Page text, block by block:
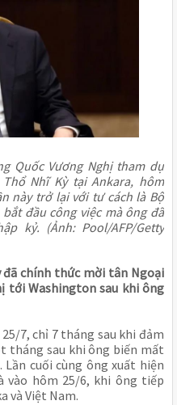
Quốc Vương Nghị tham dự
Nhĩ Kỳ tại Ankara, hôm
này trở lại với tư cách là Bộ
đầu công việc mà ông đã
kỷ. (Ảnh: Pool/AFP/Getty
đã chính thức mời tân Ngoại
tới Washington sau khi ông
7, chỉ 7 tháng sau khi đảm
tháng sau khi ông biến mất
cuối cùng ông xuất hiện
vào hôm 25/6, khi ông tiếp
và Việt Nam.